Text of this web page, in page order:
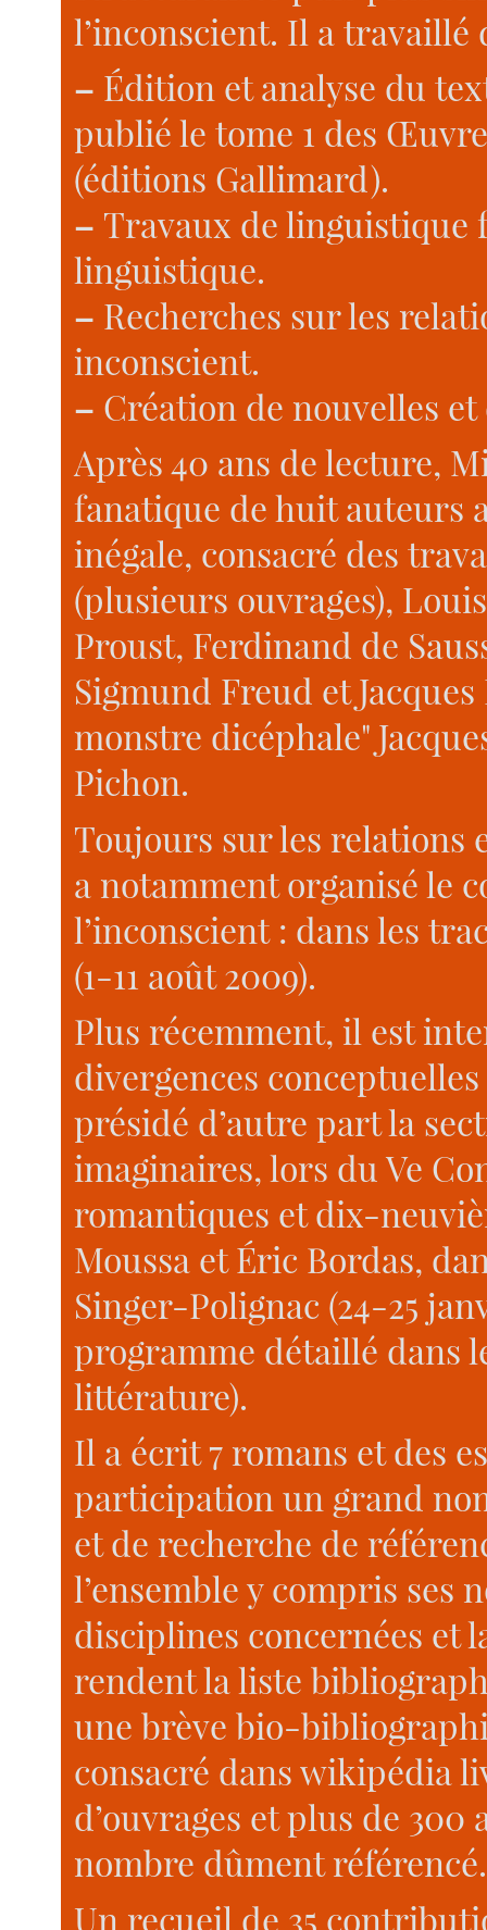
l’inconscient. Il a
– Édition et analyse du
publié le tome 1 des
(éditions Gallimard).
– Travaux de linguistique
linguistique.
– Recherches sur les
inconscient.
– Création de nouvelles
Après 40 ans de lecture,
fanatique de huit auteurs
inégale, consacré des
(plusieurs ouvrages),
Proust, Ferdinand de
Sigmund Freud et
monstre dicéphale"
Pichon.
Toujours sur les relations
a notamment organisé le
l’inconscient : dans les
(1-11 août 2009).
Plus récemment, il est
divergences
présidé d’autre part la
imaginaires, lors du Ve
romantiques et dix-
Moussa et Éric Bordas,
Singer-Polignac (24-25
programme détaillé dans
littérature).
Il a écrit 7 romans et des
participation un grand
et de recherche de
l’ensemble y compris ses
disciplines concernées et
rendent la liste
une brève bio-
consacré dans wikipédia
d’ouvrages et plus de
nombre dûment référencé.
Un recueil de 35